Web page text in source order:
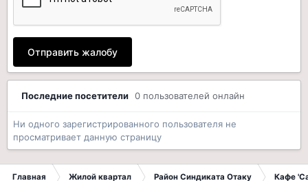
Отправить жалобу
Последние посетители 0 пользователей онлайн
Ни одного зарегистрированного пользователя не
просматривает данную страницу
Главная Жилой квартал Район Синдиката Отаку Кафе